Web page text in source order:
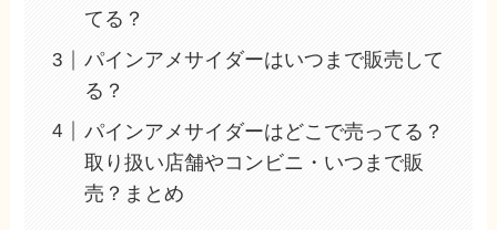
てる？
パインアメサイダーはいつまで販売して
る？
パインアメサイダーはどこで売ってる？
取り扱い店舗やコンビニ・いつまで販
売？まとめ